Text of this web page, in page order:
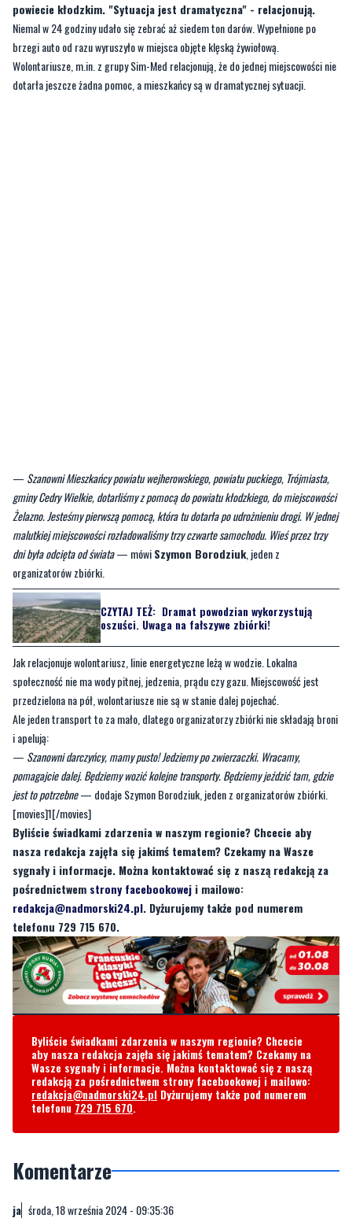
powiecie kłodzkim. "Sytuacja jest dramatyczna" - relacjonują.
Niemal w 24 godziny udało się zebrać aż siedem ton darów. Wypełnione po
brzegi auto od razu wyruszyło w miejsca objęte klęską żywiołową.
Wolontariusze, m.in. z grupy Sim-Med relacjonują, że do jednej miejscowości nie
dotarła jeszcze żadna pomoc, a mieszkańcy są w dramatycznej sytuacji.
— Szanowni Mieszkańcy powiatu wejherowskiego, powiatu puckiego, Trójmiasta,
gminy Cedry Wielkie, dotarliśmy z pomocą do powiatu kłodzkiego, do miejscowości
Żelazno. Jesteśmy pierwszą pomocą, która tu dotarła po udrożnieniu drogi. W jednej
malutkiej miejscowości rozładowaliśmy trzy czwarte samochodu. Wieś przez trzy
dni była odcięta od świata— mówiSzymon Borodziuk, jeden z
organizatorów zbiórki.
CZYTAJ TEŻ: Dramat powodzian wykorzystują
oszuści. Uwaga na fałszywe zbiórki!
Jak relacjonuje wolontariusz, linie energetyczne leżą w wodzie. Lokalna
społeczność nie ma wody pitnej, jedzenia, prądu czy gazu. Miejscowość jest
przedzielona na pół, wolontariusze nie są w stanie dalej pojechać.
Ale jeden transport to za mało, dlatego organizatorzy zbiórki nie składają broni
i apelują:
— Szanowni darczyńcy, mamy pusto! Jedziemy po zwierzaczki. Wracamy,
pomagajcie dalej. Będziemy wozić kolejne transporty. Będziemy jeździć tam, gdzie
jest to potrzebne— dodaje Szymon Borodziuk, jeden z organizatorów zbiórki.
[movies]1[/movies]
Byliście świadkami zdarzenia w naszym regionie? Chcecie aby
nasza redakcja zajęła się jakimś tematem? Czekamy na Wasze
sygnały i informacje. Można kontaktować się z naszą redakcją za
pośrednictwem strony facebookowej i mailowo:
redakcja@nadmorski24.pl. Dyżurujemy także pod numerem
telefonu 729 715 670.
Byliście świadkami zdarzenia w naszym regionie? Chcecie
aby nasza redakcja zajęła się jakimś tematem? Czekamy na
Wasze sygnały i informacje. Można kontaktować się z naszą
redakcją za pośrednictwem strony facebookowej i mailowo:
redakcja@nadmorski24.pl Dyżurujemy także pod numerem
telefonu 729 715 670.
Komentarze
ja środa, 18 września 2024 - 09:35:36